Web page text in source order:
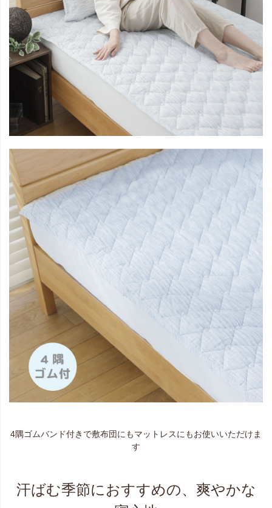
4隅ゴムバンド付きで敷布団にもマットレスにもお使いいただけま
す
汗ばむ季節におすすめの、爽やかな